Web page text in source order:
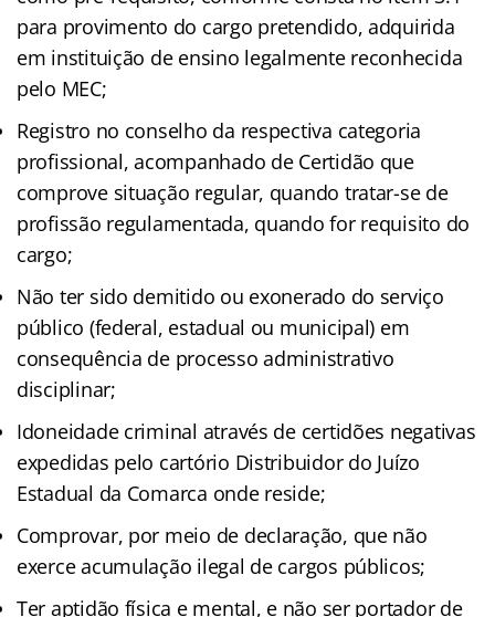
para provimento do cargo pretendido, adquirida
em instituição de ensino legalmente reconhecida
pelo MEC;
Registro no conselho da respectiva categoria
profissional, acompanhado de Certidão que
comprove situação regular, quando tratar-se de
profissão regulamentada, quando for requisito do
cargo;
Não ter sido demitido ou exonerado do serviço
público (federal, estadual ou municipal) em
consequência de processo administrativo
disciplinar;
Idoneidade criminal através de certidões negativas
expedidas pelo cartório Distribuidor do Juízo
Estadual da Comarca onde reside;
Comprovar, por meio de declaração, que não
exerce acumulação ilegal de cargos públicos;
Ter aptidão física e mental, e não ser portador de